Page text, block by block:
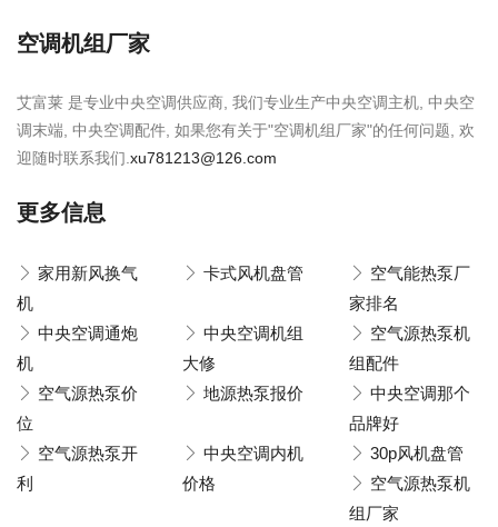
空调机组厂家
艾富莱 是专业中央空调供应商, 我们专业生产中央空调主机, 中央空
调末端, 中央空调配件, 如果您有关于"空调机组厂家"的任何问题, 欢
迎随时联系我们. xu781213@126.com
更多信息
家用新风换气
机
卡式风机盘管
空气能热泵厂
家排名
中央空调通炮
机
中央空调机组
大修
空气源热泵机
组配件
空气源热泵价
位
地源热泵报价
中央空调那个
品牌好
空气源热泵开
利
中央空调内机
价格
30p风机盘管
空气源热泵机
组厂家